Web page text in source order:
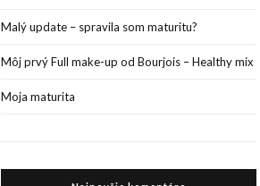
Malý update – spravila som maturitu?
Môj prvý Full make-up od Bourjois – Healthy mix
Moja maturita